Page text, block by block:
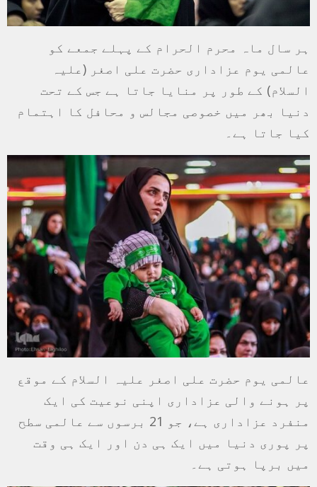
ہر سال ماہ محرم الحرام کے پہلے جمعے کو
عالمی یوم عزاداری حضرت علی اصغر (علیہ
السلام) کے طور پر منایا جاتا ہے جس کے تحت
دنیا بھر میں خصوصی مجالس و محافل کا اہتمام
کیا جاتا ہے۔
عالمی یوم حضرت علی اصغر علیہ السلام کے موقع
پر ہونے والی عزاداری اپنی نوعیت کی ایک
منفرد عزاداری ہے، جو 21 برسوں سے عالمی سطح
پر پوری دنیا میں ایک ہی دن اور ایک ہی وقت
میں برپا ہوتی ہے۔